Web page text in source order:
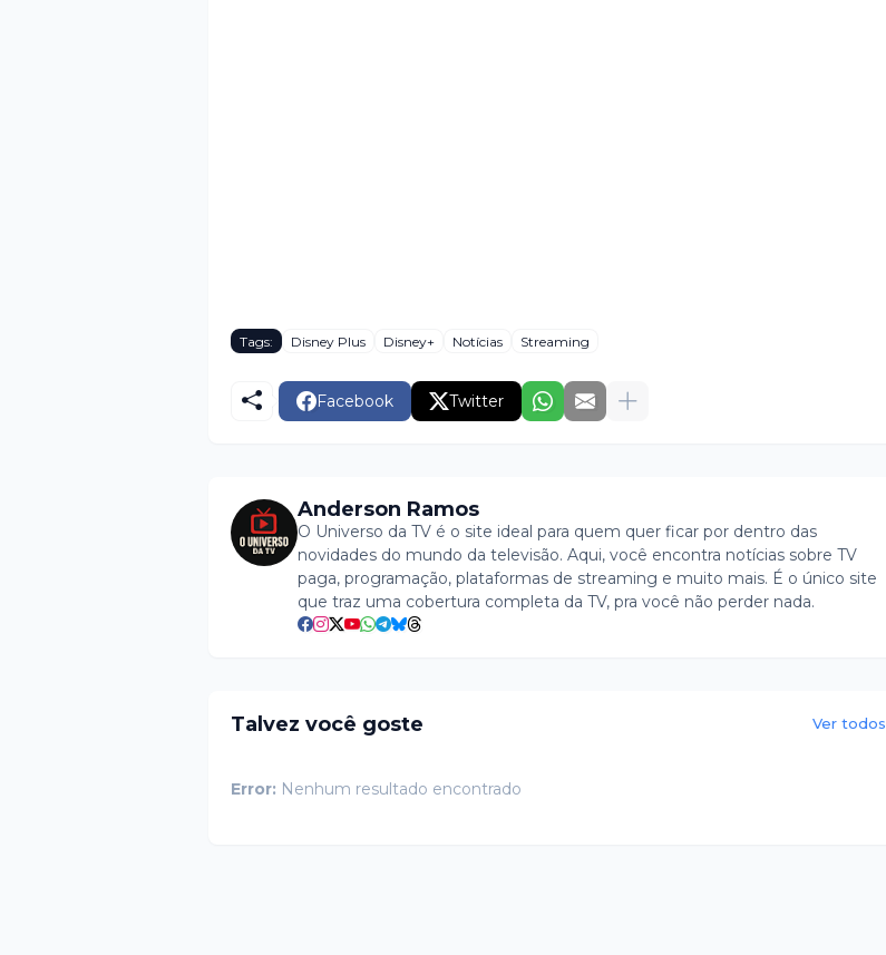
Tags: Disney Plus Disney+ Notícias Streaming
Facebook Twitter
Anderson Ramos
O Universo da TV é o site ideal para quem quer ficar por dentro das
novidades do mundo da televisão. Aqui, você encontra notícias sobre TV
paga, programação, plataformas de streaming e muito mais. É o único site
que traz uma cobertura completa da TV, pra você não perder nada.
Talvez você goste Ver todos
Error: Nenhum resultado encontrado